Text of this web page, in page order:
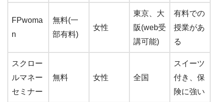
FPwoma
n
無料(一
部有料)
女性
東京、大
阪(web受
講可能)
有料での
授業があ
る
スクロー
ルマネー
セミナー
無料 女性 全国
スイーツ
付き、保
険に強い